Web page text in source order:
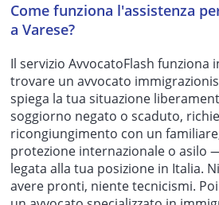
Come funziona l'assistenza
a Varese?
Il servizio AvvocatoFlash funziona
trovare un avvocato
spiega la tua situazione
soggiorno negato o scaduto,
ricongiungimento con un
protezione internazionale o asilo
legata alla tua posizione in Italia.
avere pronti, niente tecnicismi.